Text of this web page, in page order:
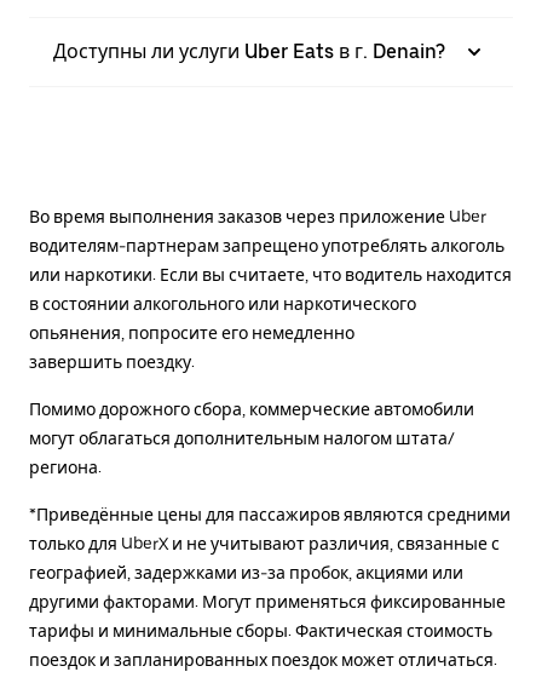
Доступны ли услуги Uber Eats в г. Denain?
Во время выполнения заказов через приложение Uber
водителям-партнерам запрещено употреблять алкоголь
или наркотики. Если вы считаете, что водитель находится
в состоянии алкогольного или наркотического
опьянения, попросите его немедленно
завершить поездку.
Помимо дорожного сбора, коммерческие автомобили
могут облагаться дополнительным налогом штата/
региона.
*Приведённые цены для пассажиров являются средними
только для UberX и не учитывают различия, связанные с
географией, задержками из-за пробок, акциями или
другими факторами. Могут применяться фиксированные
тарифы и минимальные сборы. Фактическая стоимость
поездок и запланированных поездок может отличаться.